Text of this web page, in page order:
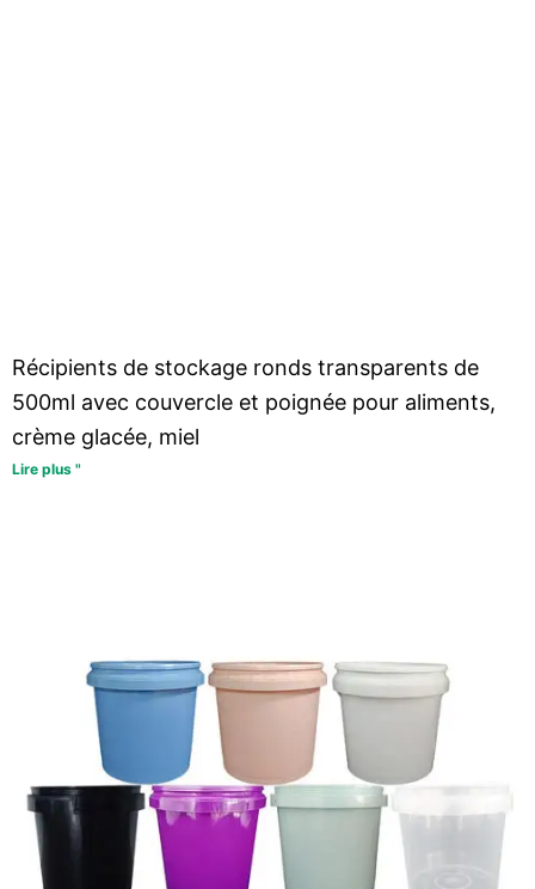
Récipients de stockage ronds transparents de
500ml avec couvercle et poignée pour aliments,
crème glacée, miel
Lire plus "